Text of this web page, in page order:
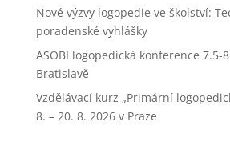
Nové výzvy logopedie ve školství:
poradenské vyhlášky
ASOBI logopedická konference 7.5-
Bratislavě
Vzdělávací kurz „Primární
8. – 20. 8. 2026 v Praze